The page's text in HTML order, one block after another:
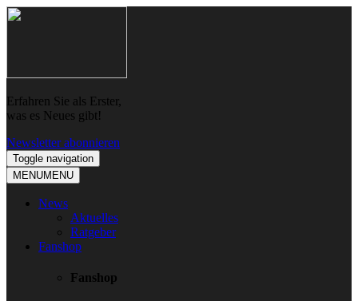
Skip
Skip
Erfahren Sie als Erster,
was es Neues gibt!
Newsletter abonnieren
Toggle navigation
MENUMENU
News
Aktuelles
Ratgeber
Fanshop
Fanshop